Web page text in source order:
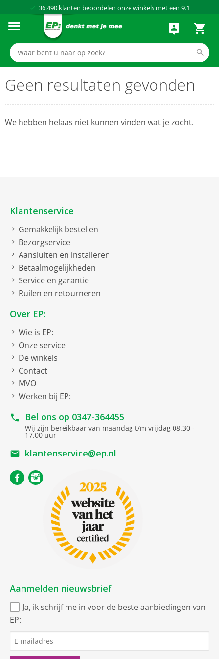
36.490 klanten beoordelen onze winkels met een 9.1
Al meer dan
dé elektronicaspecialist
Achteraf betalen via Klarna
Geen resultaten gevonden
We hebben helaas niet kunnen vinden wat je zocht.
Klantenservice
Gemakkelijk bestellen
Bezorgservice
Aansluiten en installeren
Betaalmogelijkheden
Service en garantie
Ruilen en retourneren
Over EP:
Wie is EP:
Onze service
De winkels
Contact
MVO
Werken bij EP:
Bel ons op 0347-364455
Wij zijn bereikbaar van maandag t/m vrijdag 08.30 -
17.00 uur
klantenservice@ep.nl
Aanmelden nieuwsbrief
Ja, ik schrijf me in voor de beste aanbiedingen van
EP: